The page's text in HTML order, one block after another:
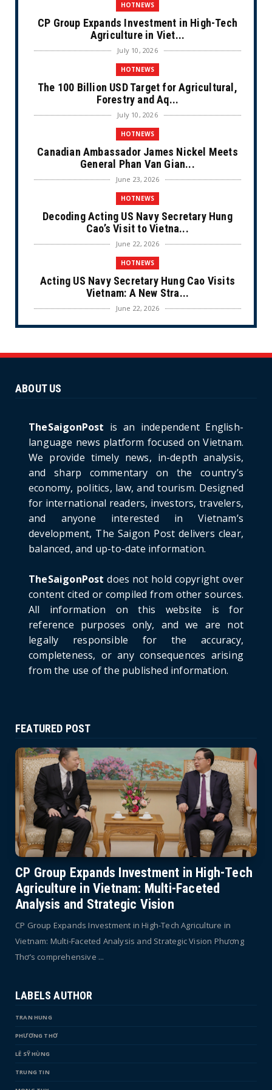
HOTNEWS
CP Group Expands Investment in High-Tech
Agriculture in Viet...
July 10, 2026
HOTNEWS
The 100 Billion USD Target for Agricultural,
Forestry and Aq...
July 10, 2026
HOTNEWS
Canadian Ambassador James Nickel Meets
General Phan Van Gian...
June 23, 2026
HOTNEWS
Decoding Acting US Navy Secretary Hung
Cao’s Visit to Vietna...
June 22, 2026
HOTNEWS
Acting US Navy Secretary Hung Cao Visits
Vietnam: A New Stra...
June 22, 2026
CULTURE
Ninh Bride Re-enacts...
Project: An Analysi...
June 21, 2026
HOTNEWS
Detailed Analysis of the Cooling-off Period
Law in Timeshare...
June 21, 2026
HOTNEWS
Prime Minister Lê Minh Hưng’s Visit to
Russia: A New Step Fo...
HOTNEWS
Politburo: Strictly Handle Acts of Using
Pirated Software, C...
June 21, 2026
ABOUT US
TheSaigonPost is an independent English-
language news platform focused on Vietnam.
We provide timely news, in-depth analysis,
and sharp commentary on the country’s
economy, politics, law, and tourism. Designed
for international readers, investors, travelers,
and anyone interested in Vietnam’s
development, The Saigon Post delivers clear,
balanced, and up-to-date information.
TheSaigonPost does not hold copyright over
content cited or compiled from other sources.
All information on this website is for
reference purposes only, and we are not
legally responsible for the accuracy,
completeness, or any consequences arising
from the use of the published information.
FEATURED POST
CP Group Expands Investment in High-Tech
Agriculture in Vietnam: Multi-Faceted
Analysis and Strategic Vision
CP Group Expands Investment in High-Tech Agriculture in
Vietnam: Multi-Faceted Analysis and Strategic Vision Phương
Thơ’s comprehensive ...
LABELS AUTHOR
TRAN HUNG
PHƯƠNG THƠ
LÊ SỸ HÙNG
TRUNG TIN